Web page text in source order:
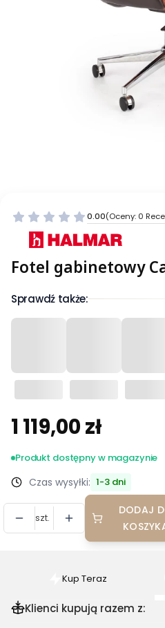
0.00(Oceny: 0
Fotel gabinetowy
Sprawdź także:
Cena
1 119,00 zł
Produkt dostępny w magazynie
Czas wysyłki: 1-3 dni
szt.
DODAJ
Szybki
zakup
dla
Kup Teraz
Klienci kupują razem z: